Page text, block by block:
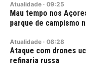
Atualidade · 09:25
Mau tempo nos
parque de campismo
Atualidade · 08:28
Ataque com drones
refinaria russa